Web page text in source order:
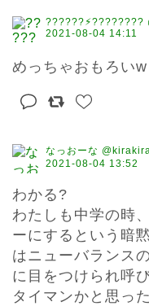
??????⚡︎????????
2021-08-04 14:11
めっちゃおもろいw
なっおーな
2021-08-04 13:52
わかる?
わたしも中学の時
ーにするという暗
はニューバランス
に目をつけられ呼
タイマンかと思っ